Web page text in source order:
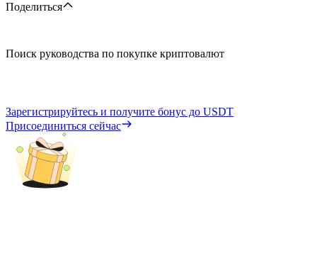
Поделиться
Поиск руководства по покупке криптовалют
Зарегистрируйтесь и получите бонус до USDT
Присоединиться сейчас